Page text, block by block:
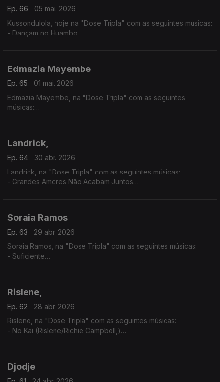
Ep. 66
05 mai. 2026
Kussondulola, hoje na "Dose Tripla" com as seguintes músicas:
- Dançam no Huambo
Edmazia Mayembe
Ep. 65
01 mai. 2026
Edmazia Mayembe, na "Dose Tripla" com as seguintes
músicas:
Landrick,
Ep. 64
30 abr. 2026
Landrick, na "Dose Tripla" com as seguintes músicas:
- Grandes Amores Não Acabam Juntos
Soraia Ramos
Ep. 63
29 abr. 2026
Soraia Ramos, na "Dose Tripla" com as seguintes músicas:
- Suficiente
Rislene,
Ep. 62
28 abr. 2026
Rislene, na "Dose Tripla" com as seguintes músicas:
- No Kai (Rislene/Richie Campbell,)
Djodje